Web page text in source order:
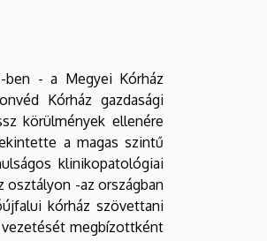
ben - a Megyei Kórház
Kórház gazdasági
körülmények ellenére
a magas szintű
klinikopatológiai
osztályon -az országban
kórház szövettani
vezetését megbízottként